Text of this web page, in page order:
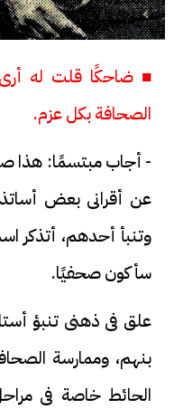
■ ضاحكًا قلت له أرى
الصحافة بكل عزم.
- أجاب مبتسمًا: هذا
عن أقرانى بعض
وتنبأ أحدهم، أتذكر
سأكون صحفيًا.
علق فى ذهنى تنبؤ
بنهم، وممارسة
الحائط خاصة فى مراحل